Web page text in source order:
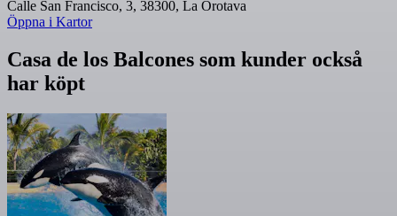
Calle San Francisco, 3, 38300, La Orotava
Öppna i Kartor
Casa de los Balcones som kunder också
har köpt